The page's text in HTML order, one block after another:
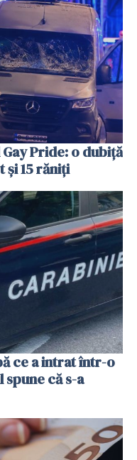
Pride: o dubiță
și 15 răniți
ce a intrat într-o
că s-a